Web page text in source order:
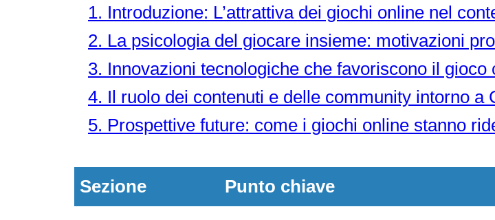
1. Introduzione: L’attrattiva dei giochi online nel
2. La psicologia del giocare insieme: motivazioni
3. Innovazioni tecnologiche che favoriscono il gioco
4. Il ruolo dei contenuti e delle community intorno a
5. Prospettive future: come i giochi online stanno
Sezione Punto chiave